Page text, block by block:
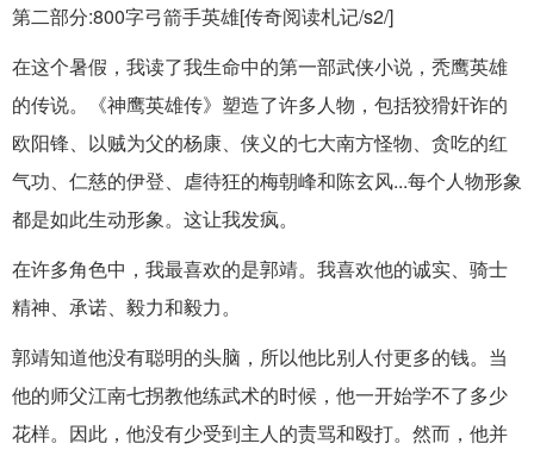
第二部分:800字弓箭手英雄[传奇阅读札记/s2/]
在这个暑假，我读了我生命中的第一部武侠小说，秃鹰英雄
的传说。《神鹰英雄传》塑造了许多人物，包括狡猾奸诈的
欧阳锋、以贼为父的杨康、侠义的七大南方怪物、贪吃的红
气功、仁慈的伊登、虐待狂的梅朝峰和陈玄风...每个人物形象
都是如此生动形象。这让我发疯。
在许多角色中，我最喜欢的是郭靖。我喜欢他的诚实、骑士
精神、承诺、毅力和毅力。
郭靖知道他没有聪明的头脑，所以他比别人付更多的钱。当
他的师父江南七拐教他练武术的时候，他一开始学不了多少
花样。因此，他没有少受到主人的责骂和殴打。然而，他并